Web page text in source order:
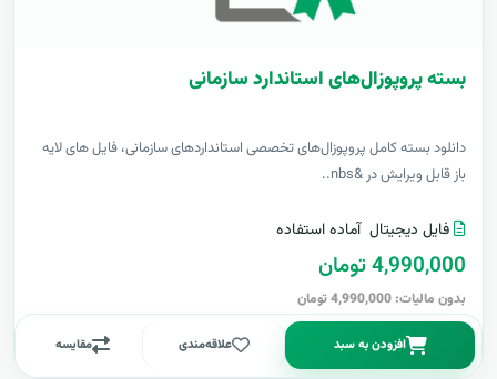
بسته پروپوزال‌های استاندارد سازمانی
دانلود بسته کامل پروپوزال‌های تخصصی استانداردهای سازمانی، فایل های لایه
باز قابل ویرایش در &nbs..
فایل دیجیتال آماده استفاده
4,990,000 تومان
بدون مالیات: 4,990,000 تومان
افزودن به سبد علاقه‌مندی مقایسه